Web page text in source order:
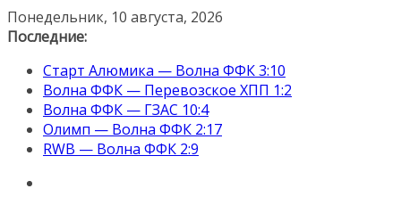
Перейти
к
Понедельник, 10 августа, 2026
Последние:
Старт Алюмика — Волна ФФК 3:10
Волна ФФК — Перевозское ХПП 1:2
Волна ФФК — ГЗАС 10:4
Олимп — Волна ФФК 2:17
RWB — Волна ФФК 2:9